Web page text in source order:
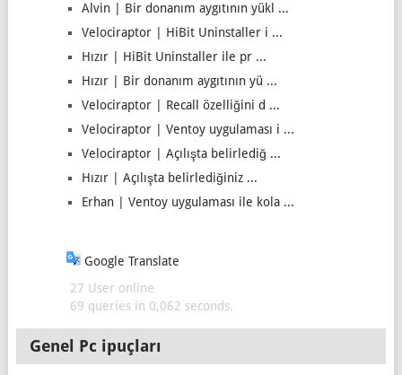
Alvin | Bir donanım aygıtının yükl ...
Velociraptor | HiBit Uninstaller i ...
Hızır | HiBit Uninstaller ile pr ...
Hızır | Bir donanım aygıtının yü ...
Velociraptor | Recall özelliğini d ...
Velociraptor | Ventoy uygulaması i ...
Velociraptor | Açılışta belirlediğ ...
Hızır | Açılışta belirlediğiniz ...
Erhan | Ventoy uygulaması ile kola ...
Google Translate
27 User online
69 queries in 0,062 seconds.
Genel Pc ipuçları